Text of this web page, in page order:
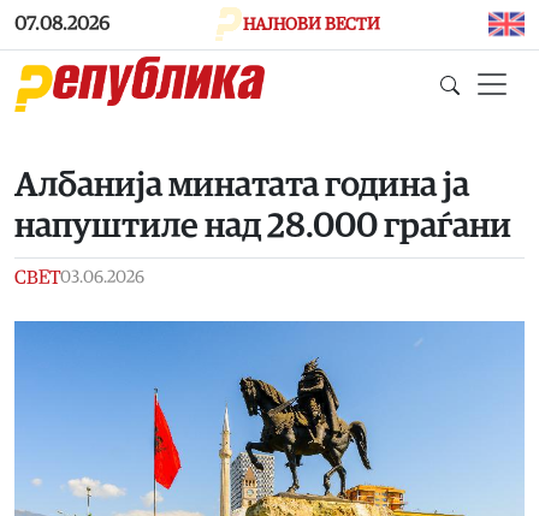
Skip to main content
07.08.2026 НАЈНОВИ ВЕСТИ
Албанија минатата година ја
напуштиле над 28.000 граѓани
СВЕТ03.06.2026